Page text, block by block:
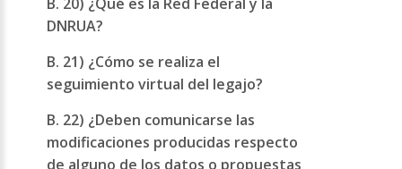
DNRUA?
B. 21) ¿Cómo se realiza el
seguimiento virtual del legajo?
B. 22) ¿Deben comunicarse las
modificaciones producidas respecto
de alguno de los datos o propuestas